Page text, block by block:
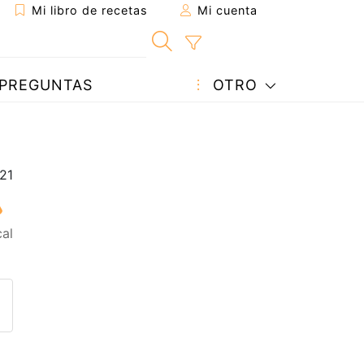
Mi libro de recetas Mi cuenta
PREGUNTAS OTRO
a un amigo
página
al autor
la foto de esta receta